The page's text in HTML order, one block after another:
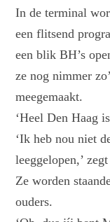
In de terminal
een flitsend
een blik BH’s
ze nog nimmer
meegemaakt.
‘Heel Den Haag
‘Ik heb nou niet
leeggelopen,’
Ze worden
ouders.